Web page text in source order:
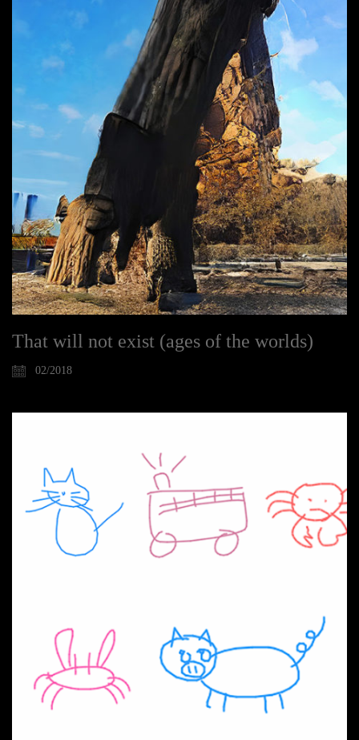
That will not exist (ages of the worlds)
02/2018